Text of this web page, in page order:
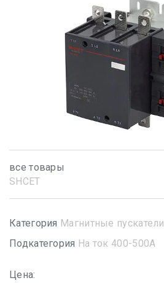
все товары
SHСET
Категория Магнитные пускатели
Подкатегория На ток 400-500А
Цена: